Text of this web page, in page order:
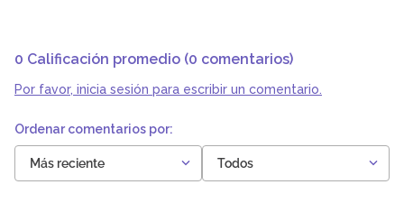
0 Calificación promedio (0 comentarios)
Por favor, inicia sesión para escribir un comentario.
Más reciente Todos